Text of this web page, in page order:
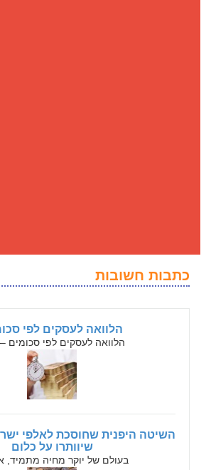
כתבות חשובות
הלוואה לעסקים לפי
הלוואה לעסקים לפי סכומים –
השיטה היפנית שחוסכת לאלפי
שיוותרו על כלום
בעולם של יוקר מחיה מתמיד,